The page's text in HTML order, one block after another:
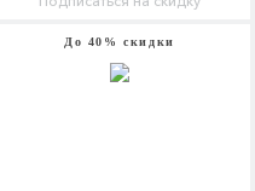
До 40% скидки